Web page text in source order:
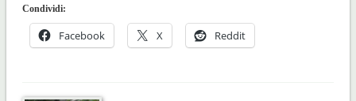
Condividi:
Facebook X Reddit